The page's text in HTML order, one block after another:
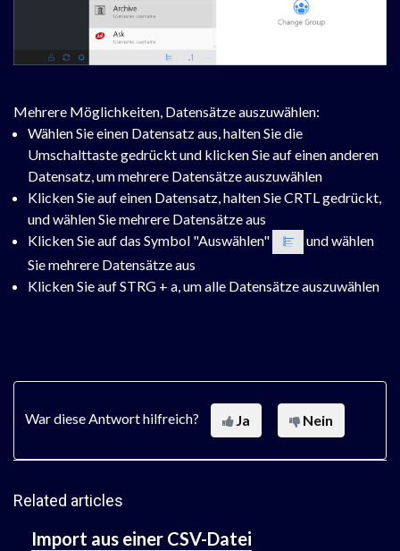
Mehrere Möglichkeiten, Datensätze auszuwählen:
Wählen Sie einen Datensatz aus, halten Sie die
Umschalttaste gedrückt und klicken Sie auf einen anderen
Datensatz, um mehrere Datensätze auszuwählen
Klicken Sie auf einen Datensatz, halten Sie CRTL gedrückt,
und wählen Sie mehrere Datensätze aus
Klicken Sie auf das Symbol "Auswählen"
und wählen
Sie mehrere Datensätze aus
Klicken Sie auf STRG + a, um alle Datensätze auszuwählen
War diese Antwort hilfreich? Ja Nein
Related articles
Import aus einer CSV-Datei